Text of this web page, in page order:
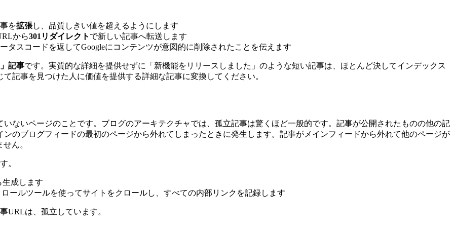
を拡張し、品質しきい値を超えるようにします
から301リダイレクト で新しい記事へ転送します
タスコードを返してGoogleにコンテンツが意図的に削除されたことを伝えます
記事です。実質的な詳細を提供せずに「新機能をリリースしました」のような短い記事は、ほとんど決してインデックス
記事を見つけた人に価値を提供する詳細な記事に変換してください。
ないページのことです。ブログのアーキテクチャでは、孤立記事は驚くほど一般的です。記事が公開されたものの他の記
のブログフィードの最初のページから外れてしまったときに発生します。記事がメインフィードから外れて他のページが
ん。
。
成します
ールツールを使ってサイトをクロールし、すべての内部リンクを記録します
URLは、孤立しています。